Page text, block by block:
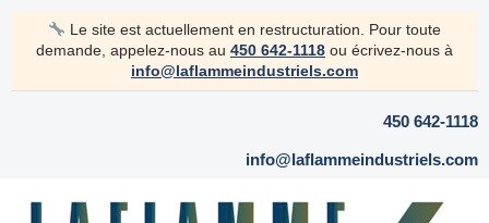
Le site est actuellement en restructuration. Pour toute
demande, appelez-nous au 450 642-1118 ou écrivez-nous à
info@laflammeindustriels.com
450 642-1118
info@laflammeindustriels.com